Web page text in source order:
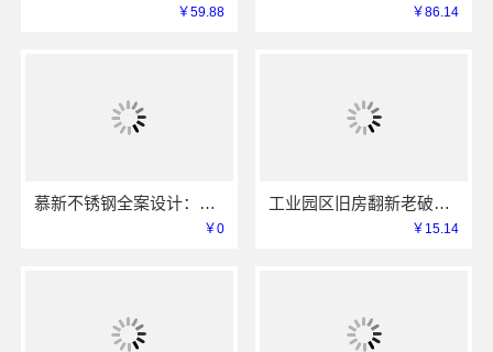
￥59.88 ￥86.14
慕新不锈钢全案设计：卫生间304材质指南
￥0
工业园区旧房翻新老破小拎包入住_苏州兔哥哥智装
￥15.14